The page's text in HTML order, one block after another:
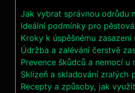
Jak vybrat správnou odrůdu
Ideální podmínky pro
Kroky k úspěšnému zasazení
Údržba a zalévání čerstvě
Prevence škůdců a nemocí u
Sklizeň a skladování zralých
Recepty a způsoby, jak